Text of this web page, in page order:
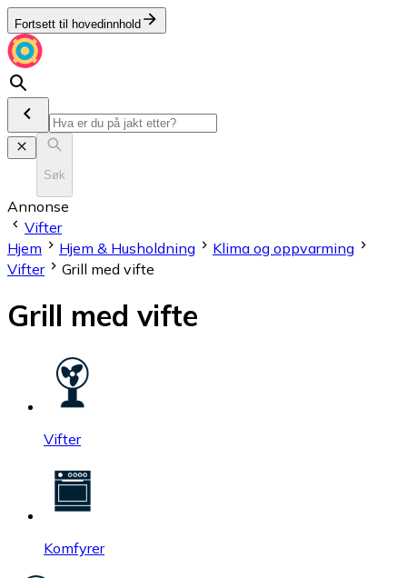
Fortsett til hovedinnhold
Søk
Annonse
Vifter
Hjem
Hjem & Husholdning
Klima og oppvarming
Vifter
Grill med vifte
Grill med vifte
Vifter
Komfyrer